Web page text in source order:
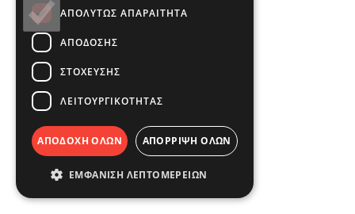
ΑΠΟΛΎΤΩΣ ΑΠΑΡΑΊΤΗΤΑ
ΑΠΌΔΟΣΗΣ
ΣΤΌΧΕΥΣΗΣ
ΛΕΙΤΟΥΡΓΙΚΌΤΗΤΑΣ
ΑΠΟΔΟΧΉ ΌΛΩΝ ΑΠΌΡΡΙΨΗ ΌΛΩΝ
ΕΜΦΆΝΙΣΗ ΛΕΠΤΟΜΕΡΕΙΏΝ